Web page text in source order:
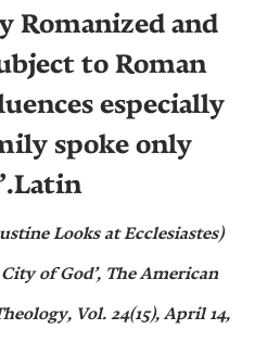
Romanized and
to Roman
especially
spoke only
Latin.”
Looks at Ecclesiastes
of God’, The American
Vol. 24(15), April 14,